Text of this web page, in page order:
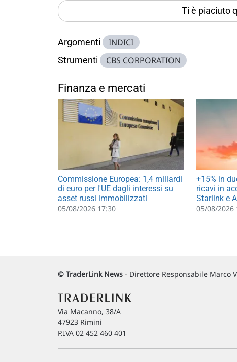
Ti è piaciuto
Argomenti INDICI
Strumenti CBS CORPORATION
Finanza e mercati
Commissione Europea: 1,4 miliardi
di euro per l'UE dagli interessi su
asset russi immobilizzati
05/08/2026 17:30
+15% in
ricavi in
Starlink e
05/08/2026
© TraderLink News - Direttore Responsabile Marco
Via Macanno, 38/A
47923 Rimini
P.IVA 02 452 460 401